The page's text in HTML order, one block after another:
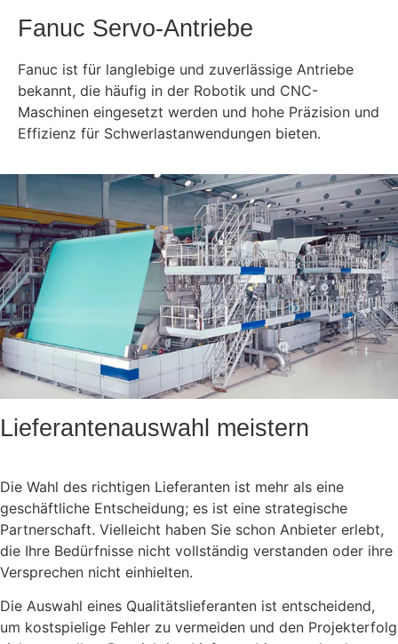
Fanuc Servo-Antriebe
Fanuc ist für langlebige und zuverlässige Antriebe
bekannt, die häufig in der Robotik und CNC-
Maschinen eingesetzt werden und hohe Präzision und
Effizienz für Schwerlastanwendungen bieten.
Lieferantenauswahl meistern
Die Wahl des richtigen Lieferanten ist mehr als eine
geschäftliche Entscheidung; es ist eine strategische
Partnerschaft. Vielleicht haben Sie schon Anbieter erlebt,
die Ihre Bedürfnisse nicht vollständig verstanden oder ihre
Versprechen nicht einhielten.
Die Auswahl eines Qualitätslieferanten ist entscheidend,
um kostspielige Fehler zu vermeiden und den Projekterfolg